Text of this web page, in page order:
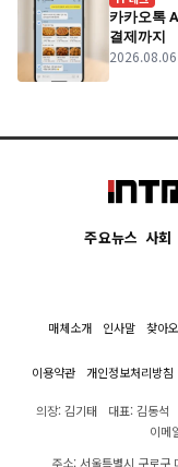
카카오톡
결제까지
2026.08.06
주요뉴스 사회
매체소개 인사말 찾아
이용약관 개인정보처리방침
의장: 김기태 대표: 김동석
이메
주소: 서울특별시 구로구